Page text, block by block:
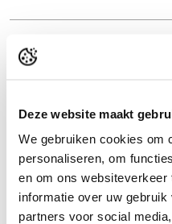
Deze website maakt
We gebruiken cookies om
personaliseren, om
en om ons
informatie over uw
partners voor social
Avis sur les produits
D'autres ont